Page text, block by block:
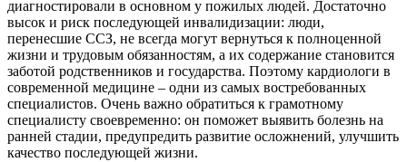
диагностировали в основном у пожилых людей. Достаточно
высок и риск последующей инвалидизации: люди,
перенесшие ССЗ, не всегда могут вернуться к полноценной
жизни и трудовым обязанностям, а их содержание становится
заботой родственников и государства. Поэтому кардиологи в
современной медицине – одни из самых востребованных
специалистов. Очень важно обратиться к грамотному
специалисту своевременно: он поможет выявить болезнь на
ранней стадии, предупредить развитие осложнений, улучшить
качество последующей жизни.